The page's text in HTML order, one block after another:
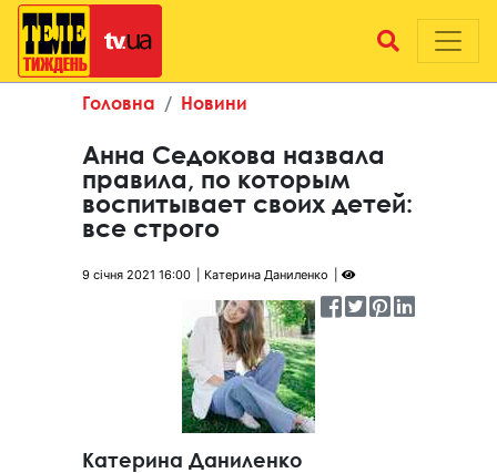
Головна Новини
Анна Седокова назвала
правила, по которым
воспитывает своих детей:
все строго
9 січня 2021 16:00 Катерина Даниленко
Катерина Даниленко